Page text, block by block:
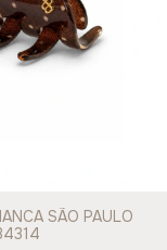
SÃO PAULO